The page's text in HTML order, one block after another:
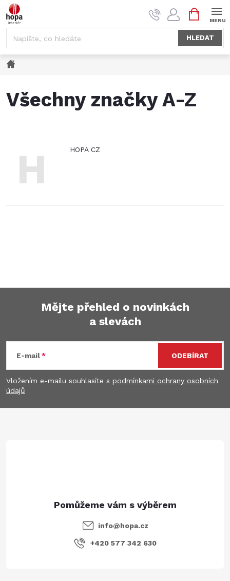
Přejít
na
HLEDAT
NÁKUPNÍ
KOŠÍK
Všechny značky A-Z
H HOPA CZ
p
a
Mějte přehled o novinkách
a slevách
E-mail
Vložením e-mailu souhlasíte s podmínkami ochrany osobních
údajů
ODEBÍRAT
info@hopa.cz
+420 577 342 630